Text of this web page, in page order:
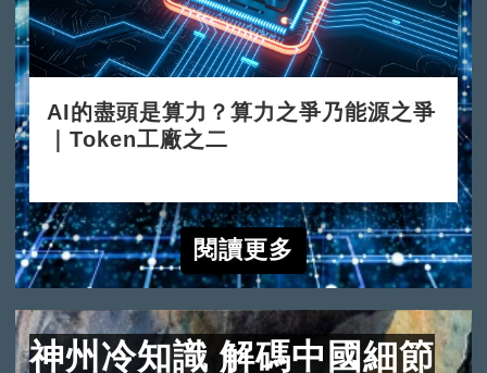
AI的盡頭是算力？算力之爭乃能源之爭
｜Token工廠之二
閱讀更多
神州冷知識 解碼中國細節